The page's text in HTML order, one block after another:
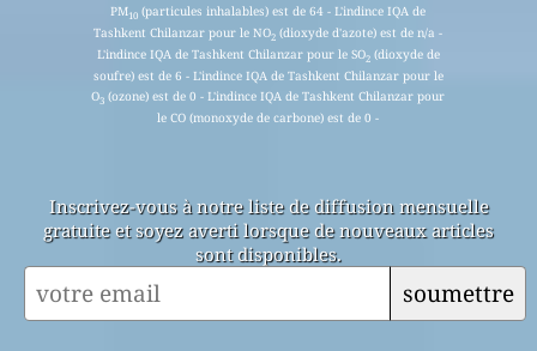
PM10 (particules inhalables) est de 64 - L'indince IQA de
Tashkent Chilanzar pour le NO2 (dioxyde d'azote) est de n/a -
L'indince IQA de Tashkent Chilanzar pour le SO2(dioxyde de
soufre) est de 6 - L'indince IQA de Tashkent Chilanzar pour le
O3 (ozone) est de 0 - L'indince IQA de Tashkent Chilanzar pour
le CO (monoxyde de carbone) est de 0 -
Inscrivez-vous à notre liste de diffusion mensuelle
gratuite et soyez averti lorsque de nouveaux articles
sont disponibles.
soumettre